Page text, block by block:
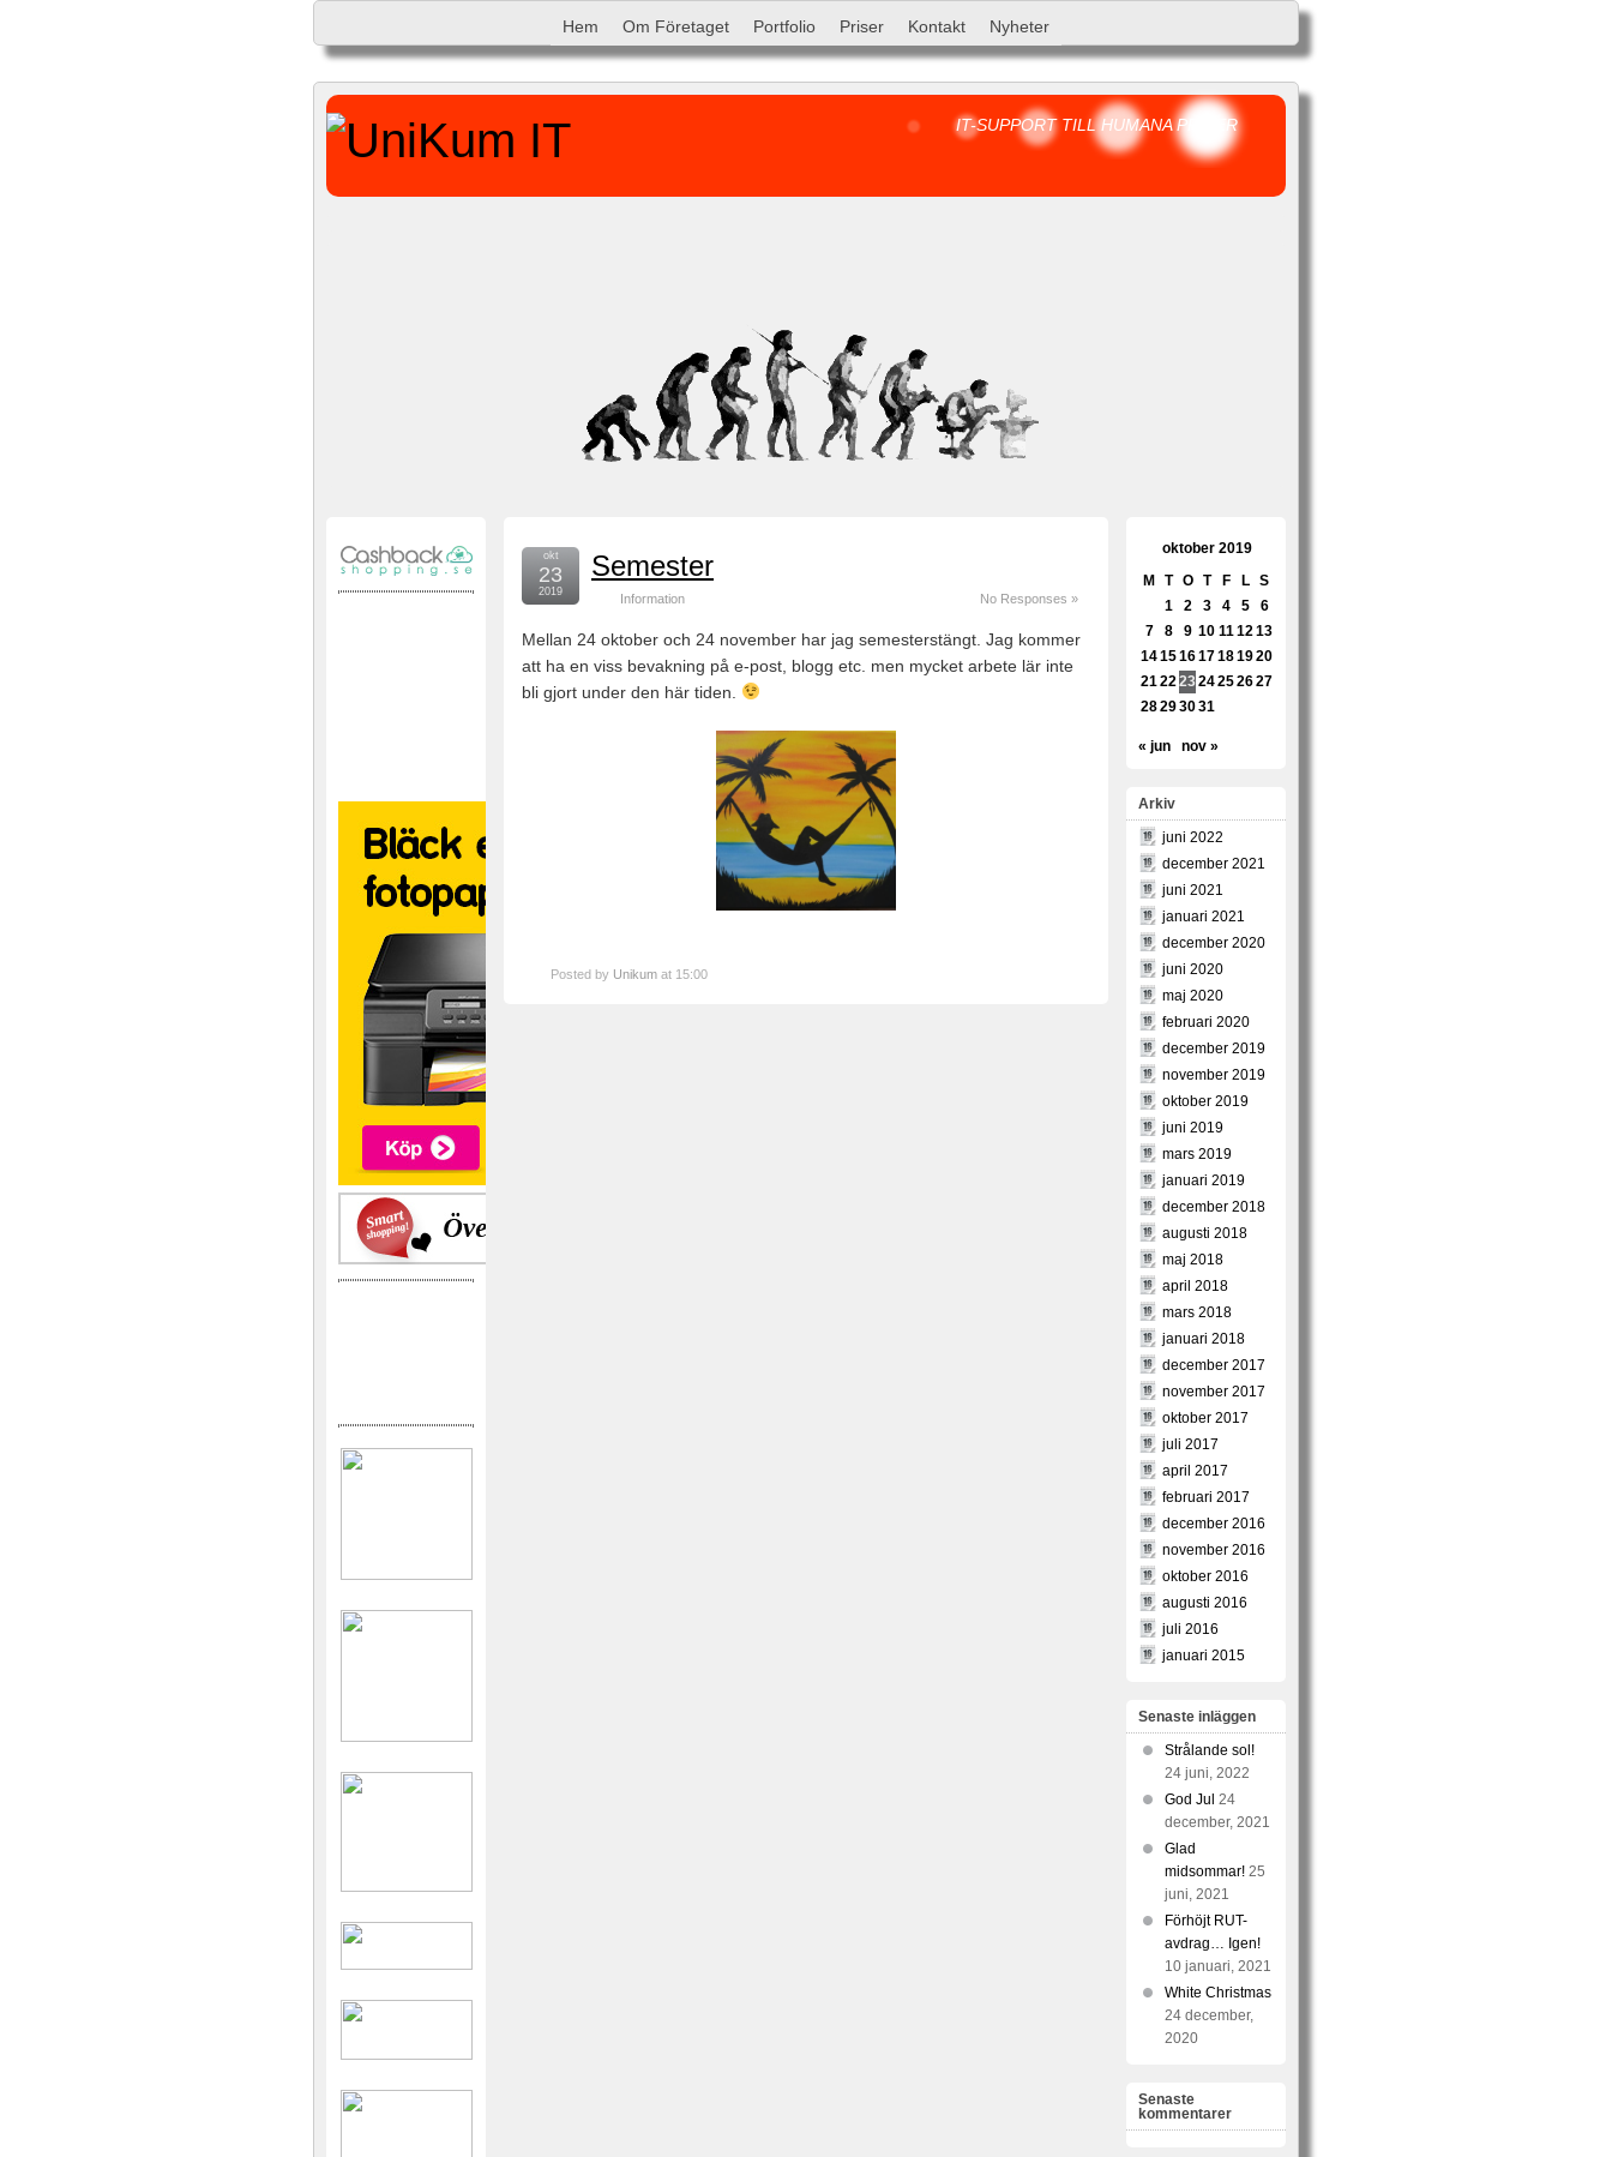
Hem Om Företaget Portfolio Priser Kontakt Nyheter
IT-SUPPORT TILL HUMANA PRISER
Semester
Information No Responses »
okt
23
2019
Mellan 24 oktober och 24 november har jag semesterstängt. Jag kommer
att ha en viss bevakning på e-post, blogg etc. men mycket arbete lär inte
bli gjort under den här tiden.
Posted by Unikum at 15:00
oktober 2019
M
T O T F L
S
1
2 3 4 5
6
7
8 9 10 111213
14151617181920
21222324252627
28293031
« jun nov »
Arkiv
juni 2022
december 2021
juni 2021
januari 2021
december 2020
juni 2020
maj 2020
februari 2020
december 2019
november 2019
oktober 2019
juni 2019
mars 2019
januari 2019
december 2018
augusti 2018
maj 2018
april 2018
mars 2018
januari 2018
december 2017
november 2017
oktober 2017
juli 2017
april 2017
februari 2017
december 2016
november 2016
oktober 2016
augusti 2016
juli 2016
januari 2015
Senaste inläggen
Strålande sol!
24 juni, 2022
God Jul 24
december, 2021
Glad
midsommar! 25
juni, 2021
Förhöjt RUT-
avdrag… Igen!
10 januari, 2021
White Christmas
24 december,
2020
Senaste
kommentarer